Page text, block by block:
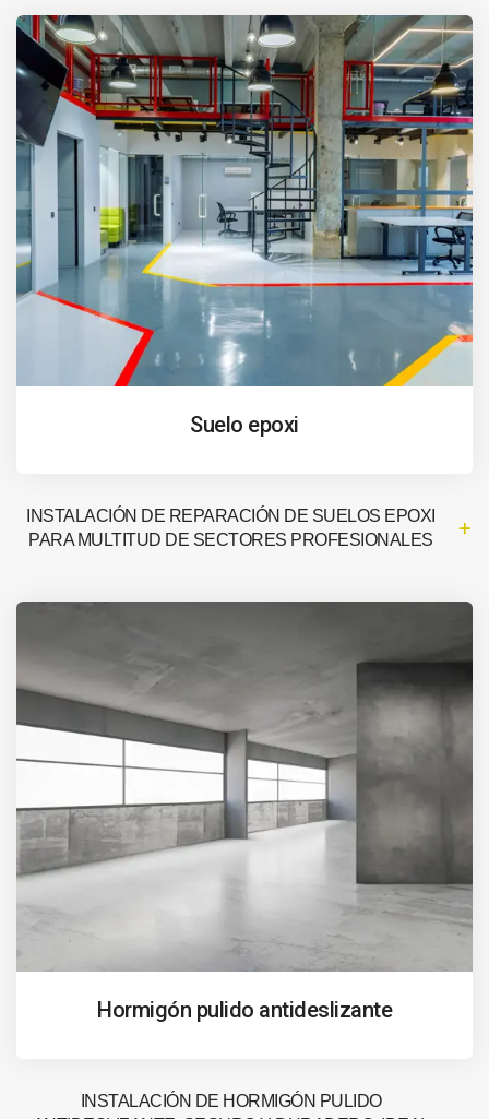
Suelo epoxi
INSTALACIÓN DE REPARACIÓN DE SUELOS EPOXI
PARA MULTITUD DE SECTORES PROFESIONALES
Hormigón pulido antideslizante
INSTALACIÓN DE HORMIGÓN PULIDO